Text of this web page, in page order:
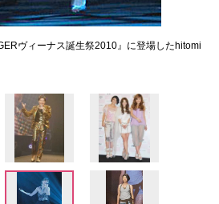
ヴィーナス誕生祭2010』に登場したhitomi